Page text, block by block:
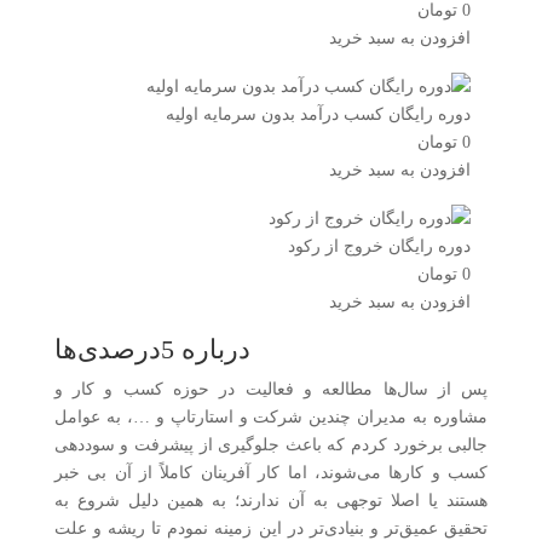
0 تومان
افزودن به سبد خرید
دوره رایگان کسب درآمد بدون سرمایه اولیه
0 تومان
افزودن به سبد خرید
دوره رایگان خروج از رکود
0 تومان
افزودن به سبد خرید
درباره 5درصدی‌ها
پس از سال‌ها مطالعه و فعالیت در حوزه کسب و کار و
مشاوره به مدیران چندین شرکت و استارتاپ و …، به عوامل
جالبی برخورد کردم که باعث جلوگیری از پیشرفت و سوددهی
کسب و کارها می‌شوند، اما کار آفرینان کاملاً از آن بی خبر
هستند یا اصلا توجهی به آن ندارند؛ به همین دلیل شروع به
تحقیق عمیق‌تر و بنیادی‌تر در این زمینه نمودم تا ریشه و علت